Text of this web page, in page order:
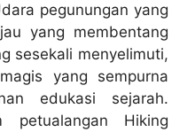
pegunungan yang
yang membentang
sesekali menyelimuti,
yang sempurna
edukasi sejarah.
petualangan Hiking